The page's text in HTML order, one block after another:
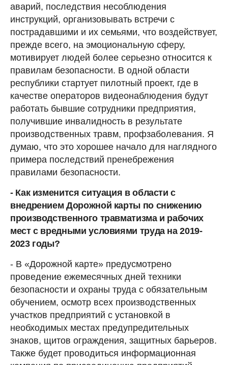
аварий, последствия несоблюдения
инструкций, организовывать встречи с
пострадавшими и их семьями, что воздействует,
прежде всего, на эмоциональную сферу,
мотивирует людей более серьезно относится к
правилам безопасности. В одной области
республики стартует пилотный проект, где в
качестве операторов видеонаблюдения будут
работать бывшие сотрудники предприятия,
получившие инвалидность в результате
производственных травм, профзаболевания. Я
думаю, что это хорошее начало для наглядного
примера последствий пренебрежения
правилами безопасности.
- Как изменится ситуация в области с
внедрением Дорожной карты по снижению
производственного травматизма и рабочих
мест с вредными условиями труда на 2019-
2023 годы?
- В «Дорожной карте» предусмотрено
проведение ежемесячных дней техники
безопасности и охраны труда с обязательным
обучением, осмотр всех производственных
участков предприятий с установкой в
необходимых местах предупредительных
знаков, щитов ограждения, защитных барьеров.
Также будет проводиться информационная